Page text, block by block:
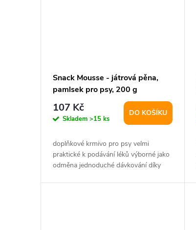
Snack Mousse - játrová pěna,
pamlsek pro psy, 200 g
107 Kč
Skladem >15 ks
DO KOŠÍKU
doplňkové krmivo pro psy velmi
praktické k podávání léků výborné jako
odměna jednoduché dávkování díky